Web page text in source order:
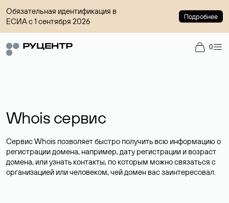
Обязательная идентификация в
ЕСИА с 1 сентября 2026
Подробнее
0
Whois сервис
Сервис Whois позволяет быстро получить всю информацию о
регистрации домена, например, дату регистрации и возраст
домена, или узнать контакты, по которым можно связаться с
организацией или человеком, чей домен вас заинтересовал.